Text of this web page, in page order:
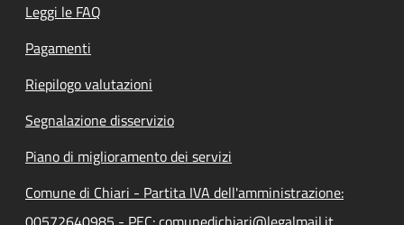
Leggi le FAQ
Pagamenti
Riepilogo valutazioni
Segnalazione disservizio
Piano di miglioramento dei servizi
Comune di Chiari - Partita IVA dell'amministrazione: